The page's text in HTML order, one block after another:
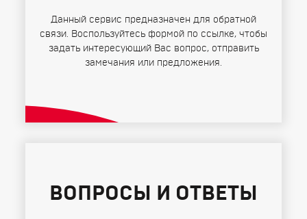
Данный сервис предназначен для обратной
связи. Воспользуйтесь формой по ссылке, чтобы
задать интересующий Вас вопрос, отправить
замечания или предложения.
ВОПРОСЫ И ОТВЕТЫ